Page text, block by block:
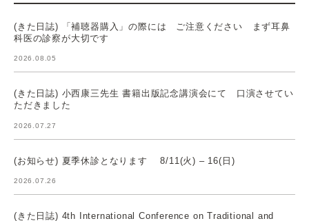
(きた日誌) 「補聴器購入」の際には ご注意ください まず耳鼻
科医の診察が大切です
2026.08.05
(きた日誌) 小西康三先生 書籍出版記念講演会にて 口演させてい
ただきました
2026.07.27
(お知らせ) 夏季休診となります 8/11(火) – 16(日)
2026.07.26
(きた日誌) 4th International Conference on Traditional and